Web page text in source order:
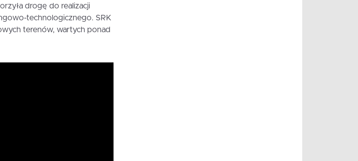
drogę do realizacji
technologicznego. SRK
terenów, wartych ponad